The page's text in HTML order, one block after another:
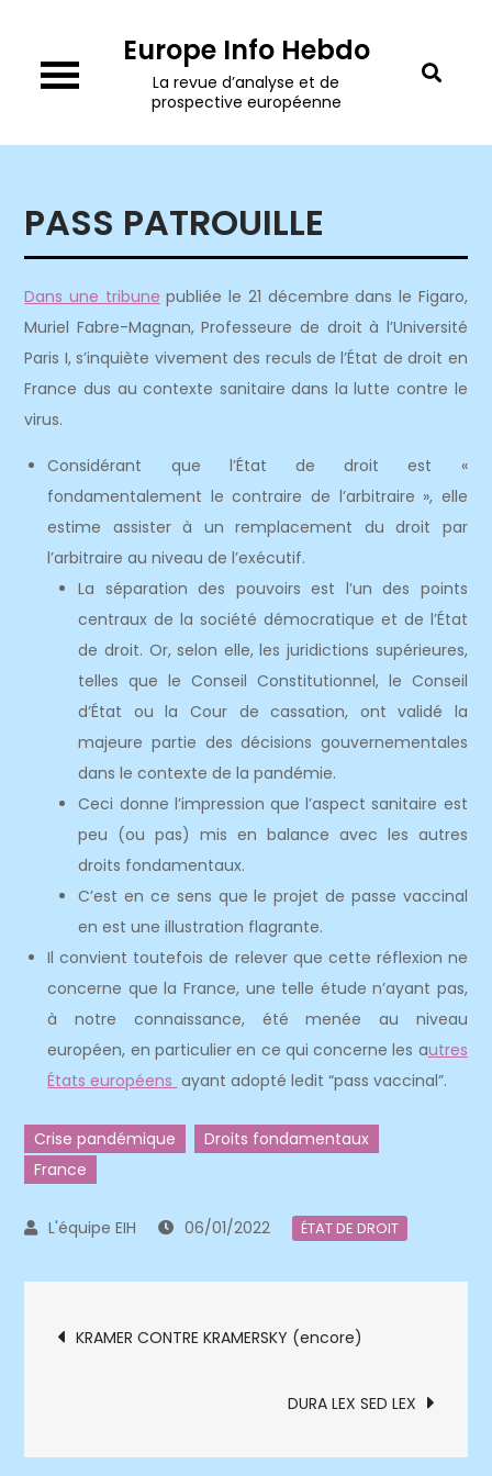
content
Europe Info Hebdo
La revue d’analyse et de
prospective européenne
PASS PATROUILLE
Dans une tribune publiée le 21 décembre dans le Figaro,
Muriel Fabre-Magnan, Professeure de droit à l’Université
Paris I, s’inquiète vivement des reculs de l’État de droit en
France dus au contexte sanitaire dans la lutte contre le
virus.
Considérant que l’État de droit est «
fondamentalement le contraire de l’arbitraire », elle
estime assister à un remplacement du droit par
l’arbitraire au niveau de l’exécutif.
La séparation des pouvoirs est l’un des points
centraux de la société démocratique et de l’État
de droit. Or, selon elle, les juridictions supérieures,
telles que le Conseil Constitutionnel, le Conseil
d’État ou la Cour de cassation, ont validé la
majeure partie des décisions gouvernementales
dans le contexte de la pandémie.
Ceci donne l’impression que l’aspect sanitaire est
peu (ou pas) mis en balance avec les autres
droits fondamentaux.
C’est en ce sens que le projet de passe vaccinal
en est une illustration flagrante.
Il convient toutefois de relever que cette réflexion ne
concerne que la France, une telle étude n’ayant pas,
à notre connaissance, été menée au niveau
européen, en particulier en ce qui concerne les autres
États européens ayant adopté ledit “pass vaccinal”.
Crise pandémique
Droits fondamentaux
France
06/01/2022 ÉTAT DE DROIT
Navigation
l’article
KRAMER CONTRE KRAMERSKY (encore)
DURA LEX SED LEX